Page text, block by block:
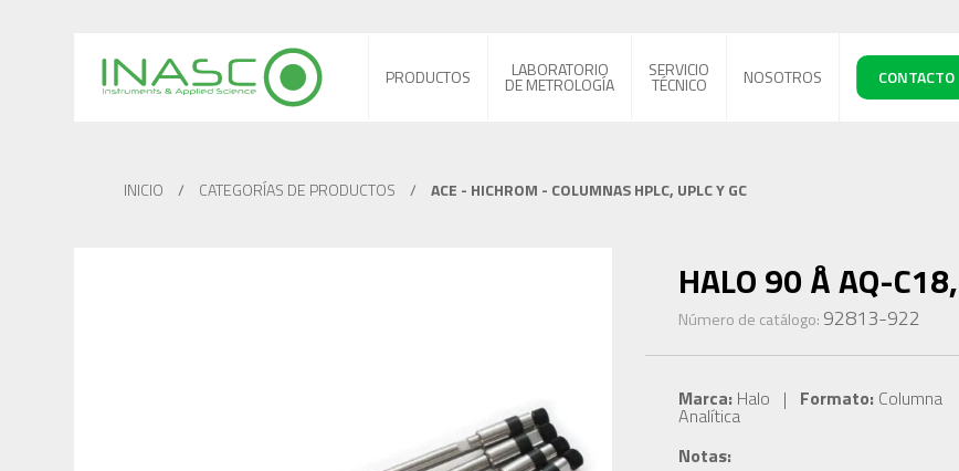
PRODUCTOS LABORATORIO
DE METROLOGÍA
SERVICIO
TÉCNICO NOSOTROS CONTACTO
INICIO / CATEGORÍAS DE PRODUCTOS / ACE - HICHROM - COLUMNAS HPLC, UPLC Y GC
HALO 90 Å AQ-
Número de catálogo: 92813-922
Marca:Halo | Formato:Columna
Analítica
Notas: